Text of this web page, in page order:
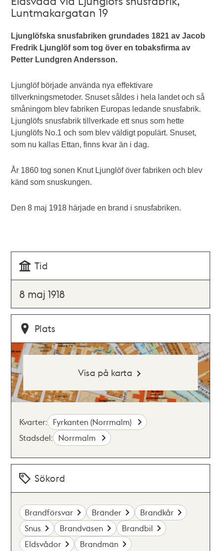
Luntmakargatan 19
Ljunglöfska snusfabriken grundades 1821 av Jacob
Fredrik Ljunglöf som tog över en tobaksfirma av
Petter Lundgren Andersson.
Ljunglöf började använda nya effektivare
tillverkningsmetoder. Snuset såldes i hela landet och så
småningom blev fabriken Europas ledande snusfabrik.
Ljunglöfs snusfabrik tillverkade ett snus som hette
Ljunglöfs No.1 och som blev väldigt populärt. Snuset,
som nu kallas Ettan, finns kvar än i dag.
År 1860 tog sonen Knut Ljunglöf över fabriken och blev
känd som snuskungen.
Den 8 maj 1918 härjade en brand i snusfabriken.
Tid
8 maj 1918
Plats
Visa på karta
Kvarter: Fyrkanten (Norrmalm)
Stadsdel: Norrmalm
Sökord
Brandförsvar Bränder
Brandkår
Snus
Brandväsen
Brandbil
Eldsvådor
Brandmän